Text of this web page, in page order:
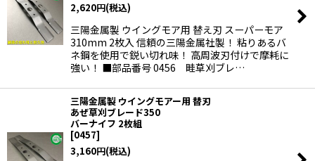
2,620円(税込)
三陽金属製 ウイングモア用 替え刃 スーパーモア
310mm 2枚入 信頼の三陽金属社製！ 粘りあるバ
ネ鋼を使用で鋭い切れ味！ 高周波刃付けで摩耗に
強い！ ■部品番号 0456 畦草刈ブレ…
三陽金属製 ウイングモアー用 替刃
あぜ草刈ブレード350
バーナイフ 2枚組
[0457]
3,160円(税込)